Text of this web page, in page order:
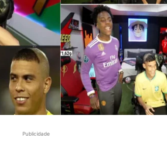
Publicidade